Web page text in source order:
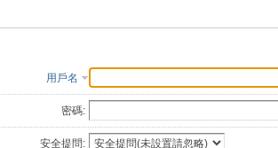
用戶名
密碼:
安全提問: